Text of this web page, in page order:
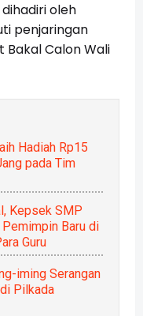
oleh
penjaringan
Bakal Calon Wali
Hadiah Rp15
pada Tim
Kepsek SMP
Pemimpin Baru di
Guru
iming Serangan
Pilkada